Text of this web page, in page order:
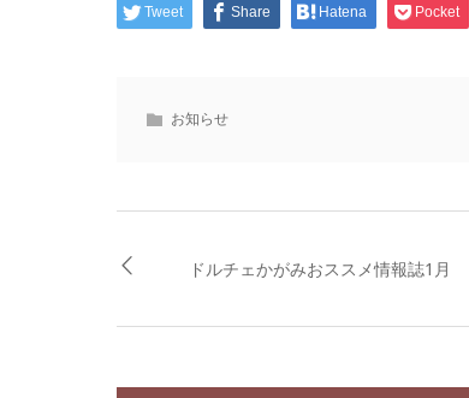
Tweet Share Hatena Pocket
お知らせ
ドルチェかがみおススメ情報誌1月